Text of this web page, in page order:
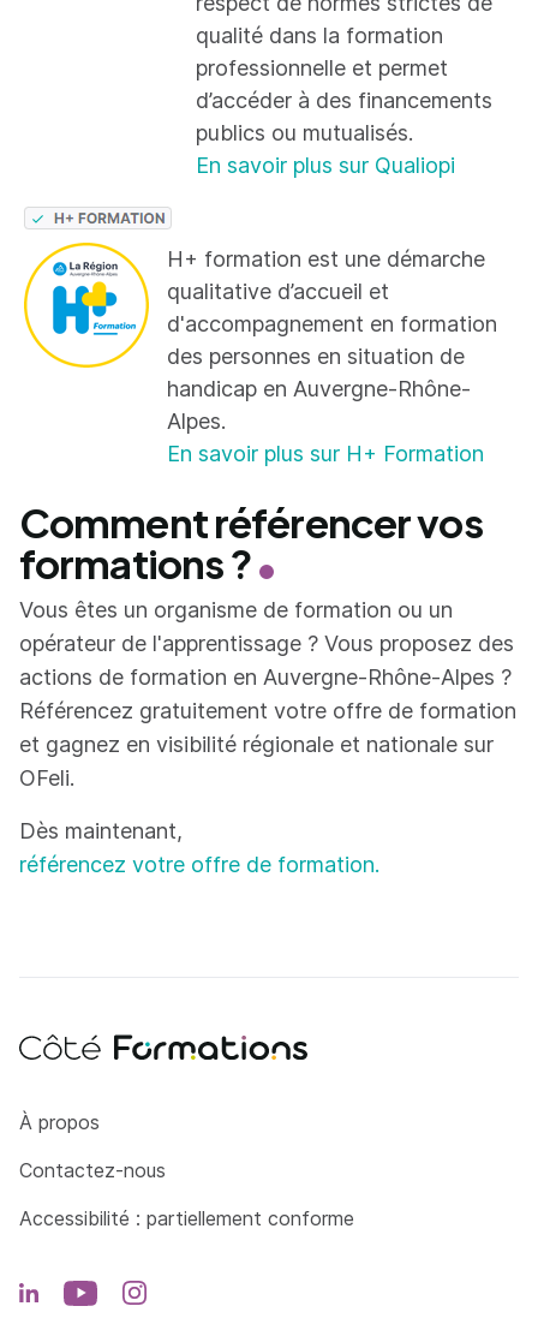
qualité dans la formation
professionnelle et permet
d’accéder à des financements
publics ou mutualisés.
En savoir plus sur Qualiopi
H+ formation est une démarche
qualitative d’accueil et
d'accompagnement en formation
des personnes en situation de
handicap en Auvergne-Rhône-
Alpes.
En savoir plus sur H+ Formation
Comment référencer vos
formations ?
Vous êtes un organisme de formation ou un
opérateur de l'apprentissage ? Vous proposez des
actions de formation en Auvergne-Rhône-Alpes ?
Référencez gratuitement votre offre de formation
et gagnez en visibilité régionale et nationale sur
OFeli.
Dès maintenant,
référencez votre offre de formation.
Côté Formations
À propos
Contactez-nous
Accessibilité : partiellement conforme